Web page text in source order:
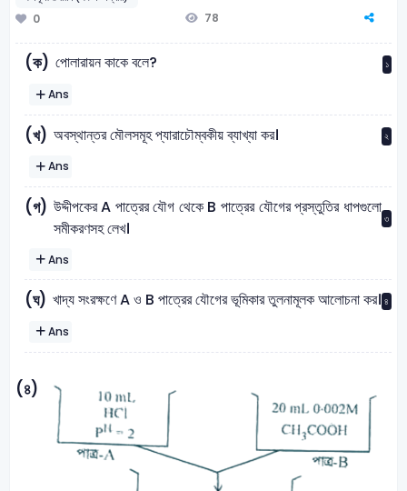
0
78
(ক) পোলারায়ন কাকে বলে? ১
Ans
(খ) অবস্থান্তর মৌলসমূহ প্যারাচৌম্বকীয় ব্যাখ্যা কর। ২
Ans
(গ) উদ্দীপকের A পাত্রের যৌগ থেকে B পাত্রের যৌগের প্রস্তুতির ধাপগুলো
সমীকরণসহ লেখ।
৩
Ans
(ঘ) খাদ্য সংরক্ষণে A ও B পাত্রের যৌগের ভূমিকার তুলনামূলক আলোচনা কর। ৪
Ans
(৪)